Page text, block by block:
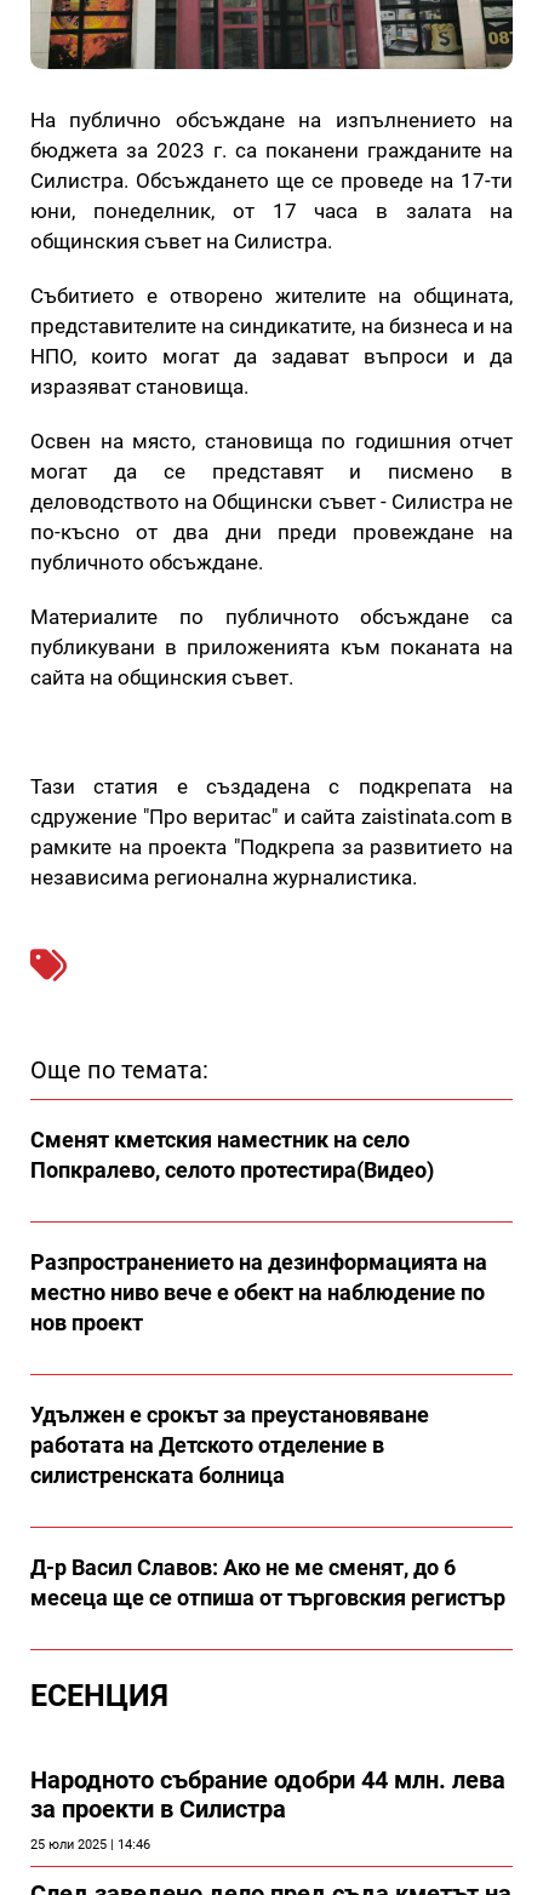
На публично обсъждане на изпълнението на
бюджета за 2023 г. са поканени гражданите на
Силистра. Обсъждането ще се проведе на 17-ти
юни, понеделник, от 17 часа в залата на
общинския съвет на Силистра.
Събитието е отворено жителите на общината,
представителите на синдикатите, на бизнеса и на
НПО, които могат да задават въпроси и да
изразяват становища.
Освен на място, становища по годишния отчет
могат да се представят и писмено в
деловодството на Общински съвет - Силистра не
по-късно от два дни преди провеждане на
публичното обсъждане.
Материалите по публичното обсъждане са
публикувани в приложенията към поканата на
сайта на общинския съвет.
Тази статия е създадена с подкрепата на
сдружение "Про веритас" и сайта zaistinata.com в
рамките на проекта "Подкрепа за развитието на
независима регионална журналистика.
Още по темата:
Сменят кметския наместник на село
Попкралево, селото протестира(Видео)
Разпространението на дезинформацията на
местно ниво вече е обект на наблюдение по
нов проект
Удължен е срокът за преустановяване
работата на Детското отделение в
силистренската болница
Д-р Васил Славов: Ако не ме сменят, до 6
месеца ще се отпиша от търговския регистър
ЕСЕНЦИЯ
Народното събрание одобри 44 млн. лева
за проекти в Силистра
25 юли 2025 | 14:46